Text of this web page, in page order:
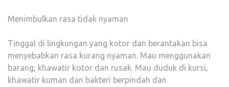
Menimbulkan rasa tidak nyaman
Tinggal di lingkungan yang kotor dan berantakan bisa
menyebabkan rasa kurang nyaman. Mau menggunakan
barang, khawatir kotor dan rusak. Mau duduk di kursi,
khawatir kuman dan bakteri berpindah dan